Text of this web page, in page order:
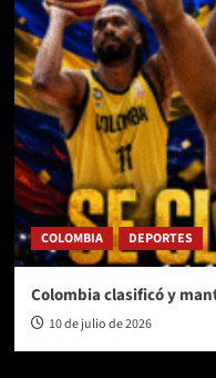
COLOMBIA DEPORTES
Colombia clasificó y
10 de julio de 2026